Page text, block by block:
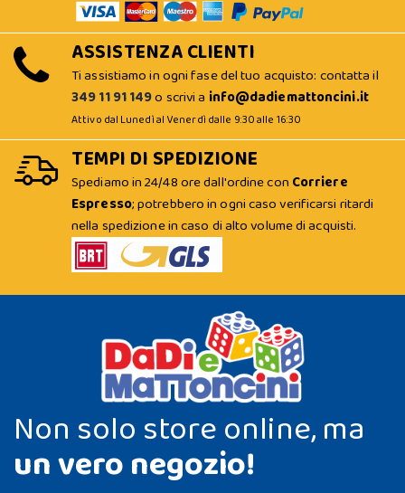
ASSISTENZA CLIENTI
Ti assistiamo in ogni fase del tuo acquisto: contatta il
349 11 91 149o scrivi a info@dadiemattoncini.it
Attivo dal Lunedì al Venerdì dalle 9:30 alle 16:30
TEMPI DI SPEDIZIONE
Spediamo in 24/48 ore dall'ordine con Corriere
Espresso; potrebbero in ogni caso verificarsi ritardi
nella spedizione in caso di alto volume di acquisti.
Non solo store online, ma
un vero negozio!